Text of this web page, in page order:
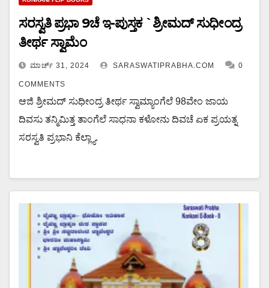
ಸರಸ್ವತಿ ಪ್ರಭಾ 9ಚೆ ಇ-ಪುಸ್ತಕ `ಶ್ರೀಮದ್ ಸುಧೀಂದ್ರ
ತೀರ್ಥ ಸ್ವಾಮೆಂ
ಮಾರ್ಚ್ 31, 2024 SARASWATIPRABHA.COM 0
COMMENTS
ಆಜಿ ಶ್ರೀಮದ್ ಸುಧೀಂದ್ರ ತೀರ್ಥ ಸ್ವಾಮ್ಯಾಂಗೆಲೆ 98ವೇಂ ಜಾಯ
ದಿವಸು ತನ್ಮಿಮಿತ್ತ ತಾಂಗೆಲೆ ಸಾಧನಾ ಕಳೋನು ದಿವಚೆ ಏಕ ಪ್ರಯತ್ನ
ಸರಸ್ವತಿ ಪ್ರಭಾನಿ ಕೆಲ್ಲ್ಯಾ.